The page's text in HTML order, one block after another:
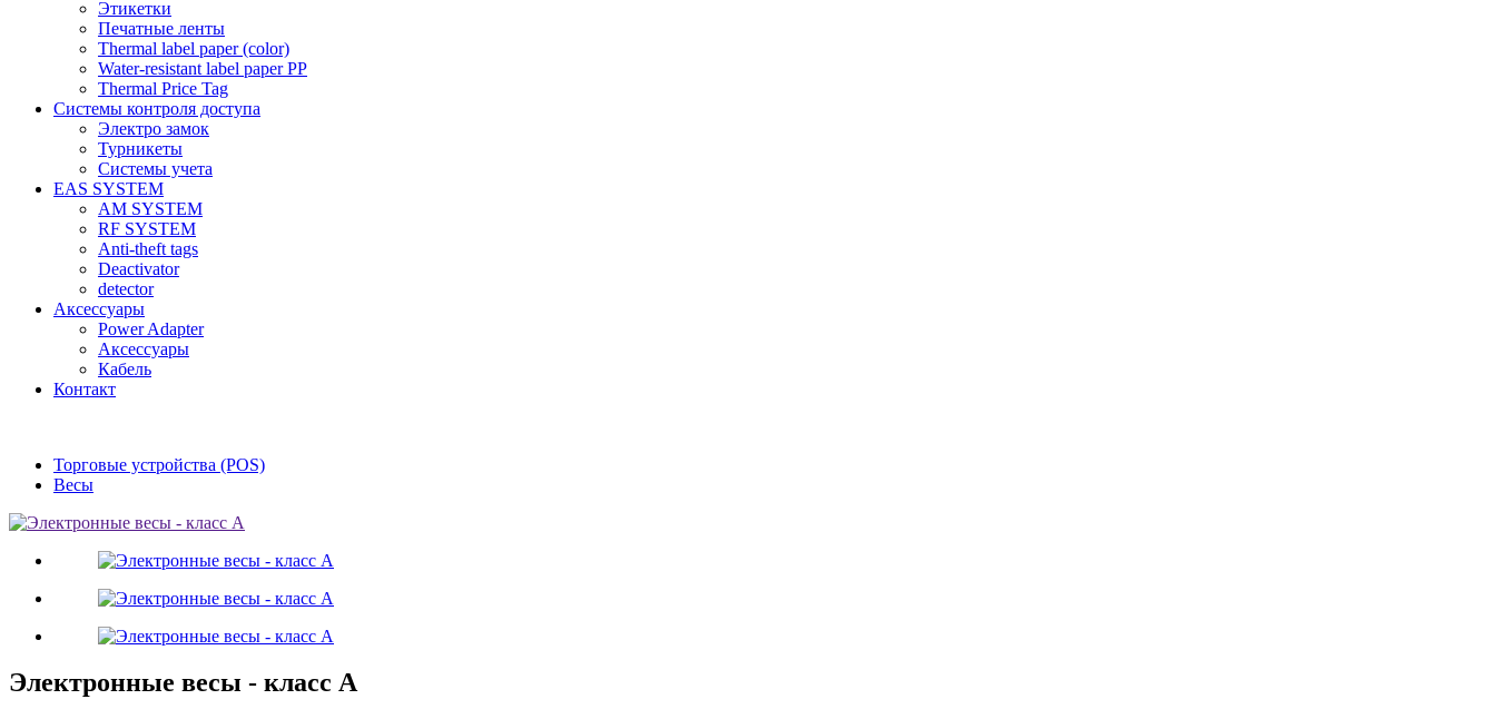
Этикетки
Печатные ленты
Thermal label paper (color)
Water-resistant label paper PP
Thermal Price Tag
Системы контроля доступа
Электро замок
Турникеты
Cистемы учета
EAS SYSTEM
AM SYSTEM
RF SYSTEM
Anti-theft tags
Deactivator
detector
Аксессуары
Power Adapter
Аксессуары
Кабель
Контакт
Торговые устройства (POS)
Весы
Электронные весы - класс А